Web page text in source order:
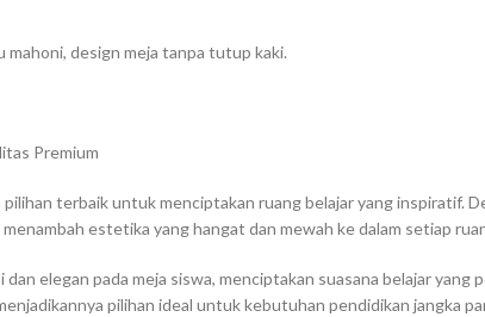
mahoni, design meja tanpa tutup kaki.
Premium
terbaik untuk menciptakan ruang belajar yang inspiratif.
estetika yang hangat dan mewah ke dalam setiap
elegan pada meja siswa, menciptakan suasana belajar
pilihan ideal untuk kebutuhan pendidikan jangka